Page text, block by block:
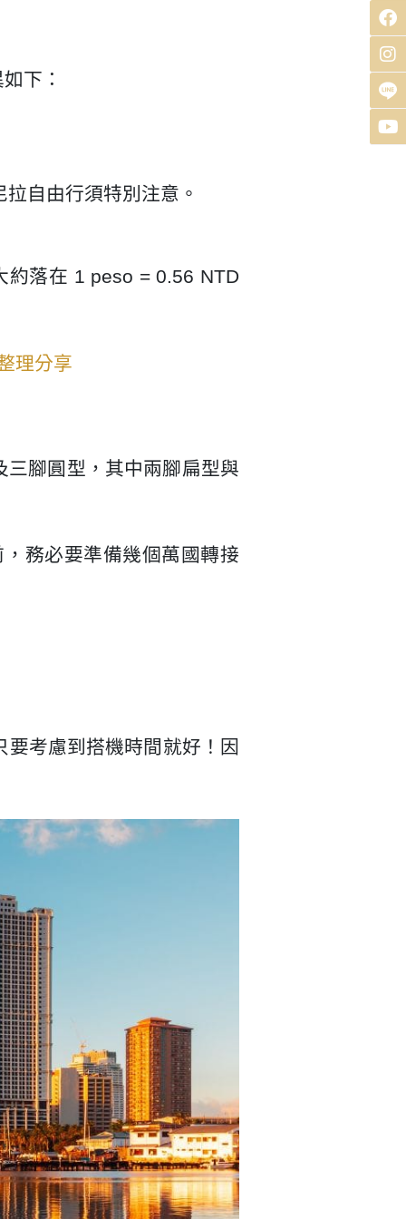
下：
自由行須特別注意。
約落在 1 peso = 0.56 NTD
理分享
腳圓型，其中兩腳扁型與
務必要準備幾個萬國轉接
考慮到搭機時間就好！因